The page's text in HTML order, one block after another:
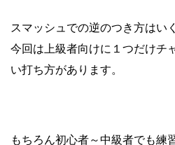
スマッシュでの逆のつき方はい
今回は上級者向けに１つだけチ
い打ち方があります。
もちろん初心者～中級者でも練